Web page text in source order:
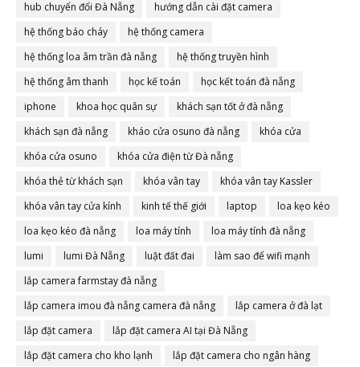
hub chuyển đổi Đà Nẵng
hướng dẫn cài đặt camera
hệ thống báo cháy
hệ thống camera
hệ thống loa âm trần đà nẵng
hệ thống truyền hình
hệ thống âm thanh
học kế toán
học kết toán đà nẵng
iphone
khoa học quân sự
khách sạn tốt ở đà nẵng
khách sạn đà nẵng
kháo cửa osuno đà nẵng
khóa cửa
khóa cửa osuno
khóa cửa điện từ Đà nẵng
khóa thẻ từ khách sạn
khóa vân tay
khóa vân tay Kassler
khóa vân tay cửa kính
kinh tế thế giới laptop
loa kẹo kéo
loa kẹo kéo đà nẵng
loa máy tính
loa máy tính đà nẵng
lumi
lumi Đà Nẵng luật đất đai
làm sao để wifi mạnh
lắp camera farmstay đà nẵng
lắp camera imou đà nẵng camera đà nẵng
lắp camera ở đà lạt
lắp đặt camera
lắp đặt camera AI tại Đà Nẵng
lắp đặt camera cho kho lạnh
lắp đặt camera cho ngân hàng